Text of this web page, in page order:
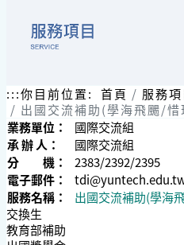
:::你目前位置: 首頁
服務項
出國交流補助(學海飛颺/惜
業務單位：
國際交流組
承 辦 人：
國際交流組
分 機：
2383/2392/2395
電子郵件：
服務名稱：
出國交流補助(學海
交換生
教育部補助